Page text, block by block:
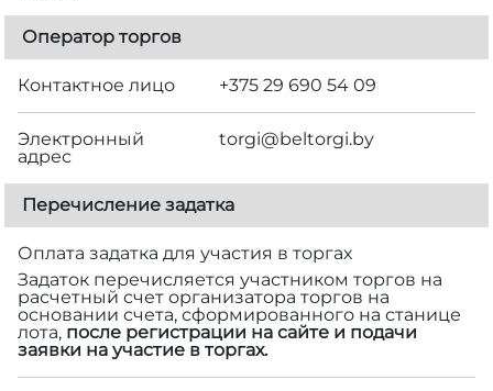
Оператор торгов
Контактное лицо +375 29 690 54 09
Электронный
адрес
torgi@beltorgi.by
Перечисление задатка
Оплата задатка для участия в торгах
Задаток перечисляется участником торгов на
расчетный счет организатора торгов на
основании счета, сформированного на станице
лота, после регистрации на сайте и подачи
заявки на участие в торгах.